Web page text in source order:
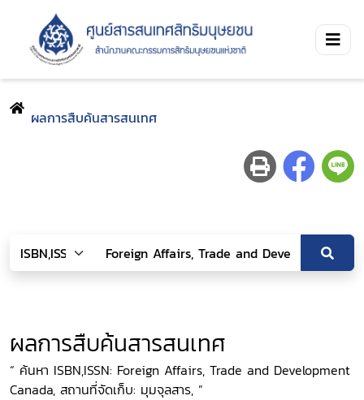
ผลการสืบค้นสารสนเทศ
ผลการสืบค้นสารสนเทศ
“ ค้นหา ISBN,ISSN: Foreign Affairs, Trade and Development
Canada, สถานที่จัดเก็บ: มุมจุลสาร, ”